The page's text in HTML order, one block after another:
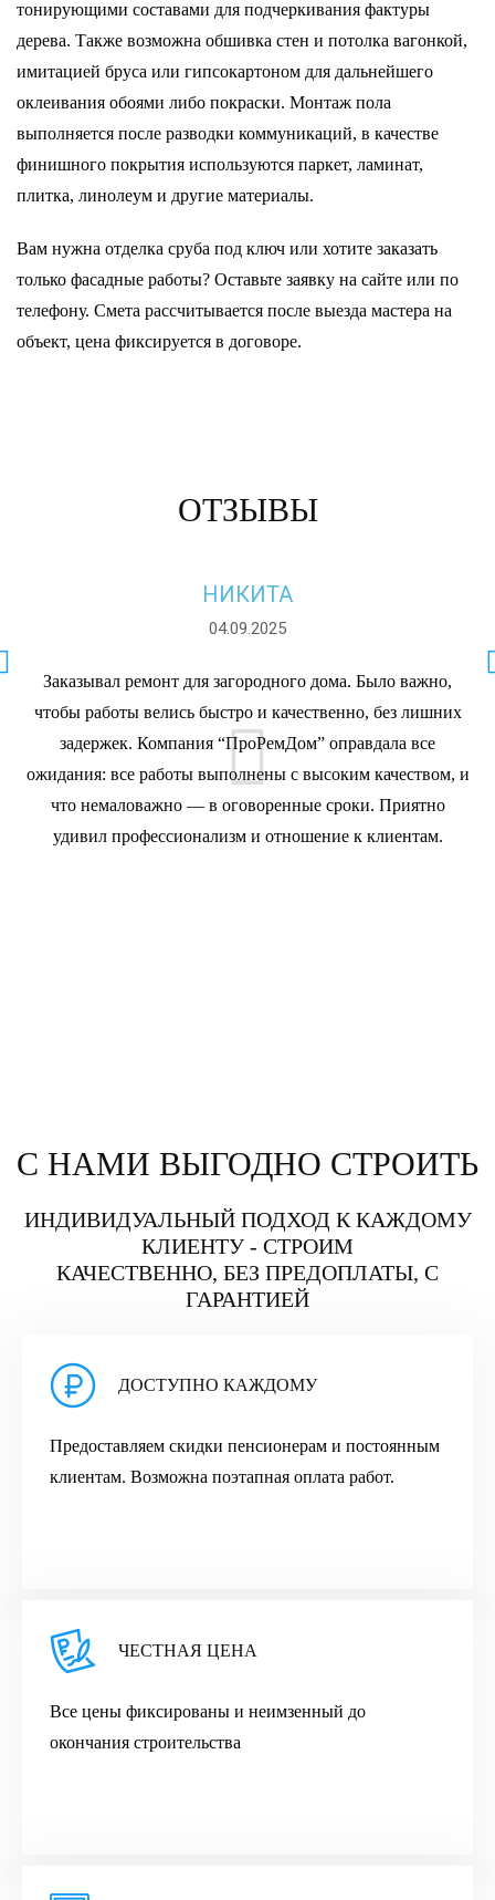
тонирующими составами для подчеркивания фактуры
дерева. Также возможна обшивка стен и потолка вагонкой,
имитацией бруса или гипсокартоном для дальнейшего
оклеивания обоями либо покраски. Монтаж пола
выполняется после разводки коммуникаций, в качестве
финишного покрытия используются паркет, ламинат,
плитка, линолеум и другие материалы.
Вам нужна отделка сруба под ключ или хотите заказать
только фасадные работы? Оставьте заявку на сайте или по
телефону. Смета рассчитывается после выезда мастера на
объект, цена фиксируется в договоре.
ОТЗЫВЫ
НИКИТА
04.09.2025
Заказывал ремонт для загородного дома. Было важно,
чтобы работы велись быстро и качественно, без лишних
задержек. Компания “ПроРемДом” оправдала все
ожидания: все работы выполнены с высоким качеством, и
что немаловажно — в оговоренные сроки. Приятно
удивил профессионализм и отношение к клиентам.
С НАМИ ВЫГОДНО СТРОИТЬ
ИНДИВИДУАЛЬНЫЙ ПОДХОД К КАЖДОМУ
КЛИЕНТУ - СТРОИМ
КАЧЕСТВЕННО, БЕЗ ПРЕДОПЛАТЫ, С
ГАРАНТИЕЙ
ДОСТУПНО КАЖДОМУ
Предоставляем скидки пенсионерам и постоянным
клиентам. Возможна поэтапная оплата работ.
ЧЕСТНАЯ ЦЕНА
Все цены фиксированы и неимзенный до
окончания строительства